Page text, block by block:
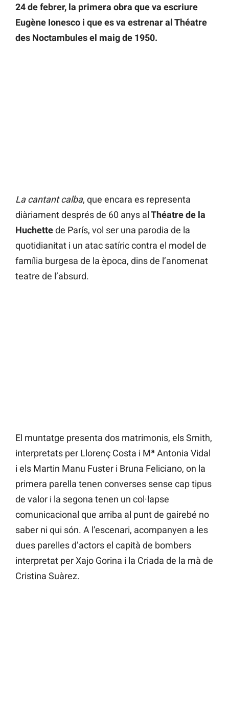
24 de febrer, la primera obra que va escriure
Eugène Ionesco i que es va estrenar al Théatre
des Noctambules el maig de 1950.
La cantant calba, que encara es representa
diàriament després de 60 anys alThéatre de la
Huchettede París, vol ser una parodia de la
quotidianitat i un atac satíric contra el model de
família burgesa de la època, dins de l’anomenat
teatre de l’absurd.
El muntatge presenta dos matrimonis, els Smith,
interpretats per Llorenç Costa i Mª Antonia Vidal
i els Martin Manu Fuster i Bruna Feliciano, on la
primera parella tenen converses sense cap tipus
de valor i la segona tenen un col·lapse
comunicacional que arriba al punt de gairebé no
saber ni qui són. A l’escenari, acompanyen a les
dues parelles d’actors el capità de bombers
interpretat per Xajo Gorina i la Criada de la mà de
Cristina Suàrez.